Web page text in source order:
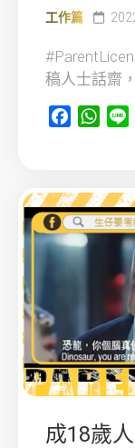
工作篇
稿人士話齋
Facebook
成18歲